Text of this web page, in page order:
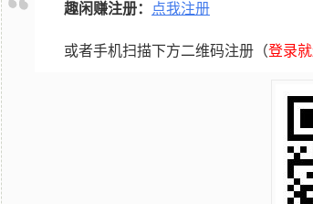
趣闲赚注册： 点我注册
或者手机扫描下方二维码注册（登录